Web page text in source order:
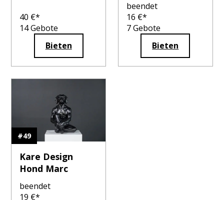
40 €*
14Gebote
Bieten
beendet
16 €*
7Gebote
Bieten
#49
Kare Design
Hond Marc
beendet
19 €*